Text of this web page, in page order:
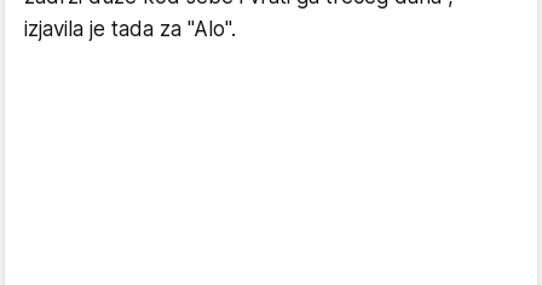
izjavila je tada za "Alo".